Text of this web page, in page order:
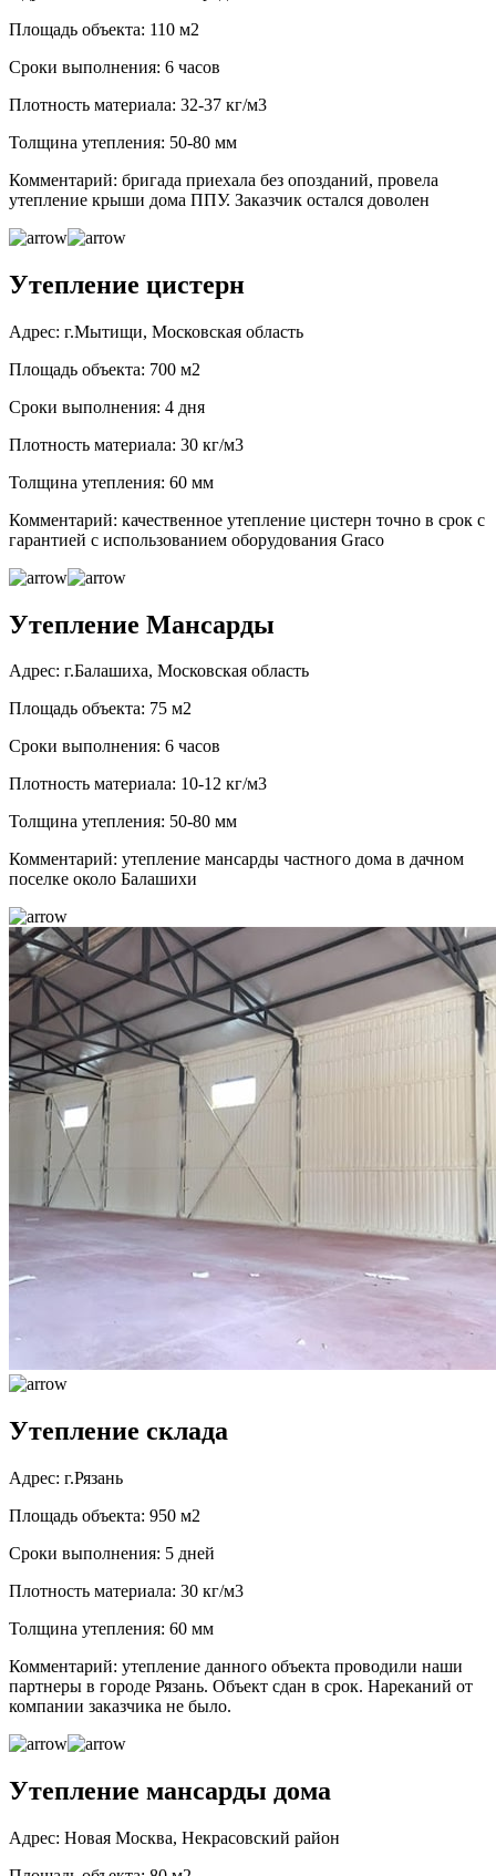
Площадь объекта: 110 м2
Сроки выполнения: 6 часов
Плотность материала: 32-37 кг/м3
Толщина утепления: 50-80 мм
Комментарий: бригада приехала без опозданий, провела
утепление крыши дома ППУ. Заказчик остался доволен
Утепление цистерн
Адрес: г.Мытищи, Московская область
Площадь объекта: 700 м2
Сроки выполнения: 4 дня
Плотность материала: 30 кг/м3
Толщина утепления: 60 мм
Комментарий: качественное утепление цистерн точно в срок с
гарантией с использованием оборудования Graco
Утепление Мансарды
Адрес: г.Балашиха, Московская область
Площадь объекта: 75 м2
Сроки выполнения: 6 часов
Плотность материала: 10-12 кг/м3
Толщина утепления: 50-80 мм
Комментарий: утепление мансарды частного дома в дачном
поселке около Балашихи
Утепление склада
Адрес: г.Рязань
Площадь объекта: 950 м2
Сроки выполнения: 5 дней
Плотность материала: 30 кг/м3
Толщина утепления: 60 мм
Комментарий: утепление данного объекта проводили наши
партнеры в городе Рязань. Объект сдан в срок. Нареканий от
компании заказчика не было.
Утепление мансарды дома
Адрес: Новая Москва, Некрасовский район